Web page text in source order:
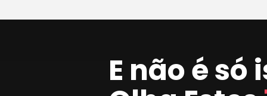
E não é só